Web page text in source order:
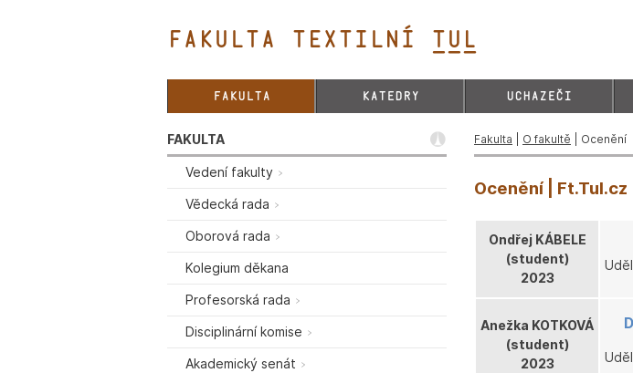
FAKULTA TEXTILNÍ TUL&
FAKULTA KATEDRY UCHAZEČI
FAKULTA
Vedení fakulty
Vědecká rada
Oborová rada
Kolegium děkana
Profesorská rada
Disciplinární komise
Akademický senát
Fakulta O fakultě | Ocenění
Ocenění | Ft.Tul.cz
Ondřej KÁBELE
(student)
2023
Anežka KOTKOVÁ
(student)
2023